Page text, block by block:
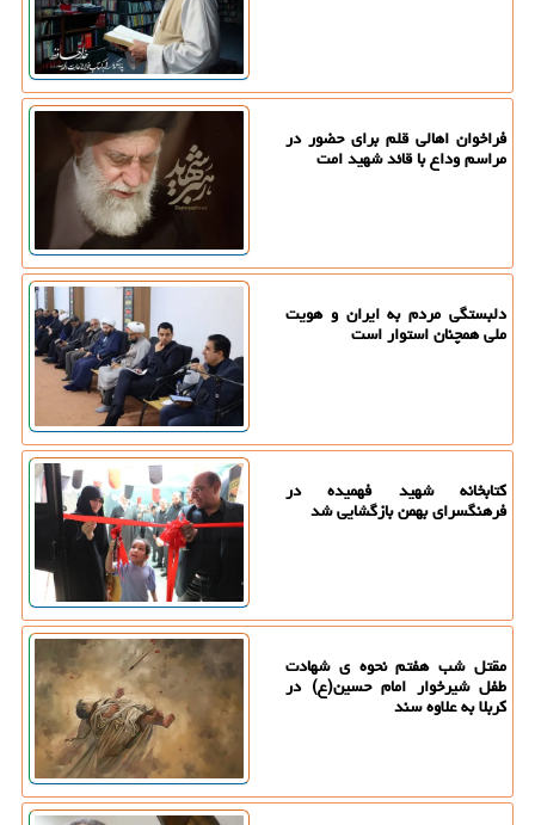
فراخوان اهالی قلم برای حضور در
مراسم وداع با قائد شهید امت
دلبستگی مردم به ایران و هویت
ملی همچنان استوار است
کتابخانه شهید فهمیده در
فرهنگسرای بهمن بازگشایی شد
مقتل شب هفتم نحوه ی شهادت
طفل شیرخوار امام حسین(ع) در
کربلا به علاوه سند